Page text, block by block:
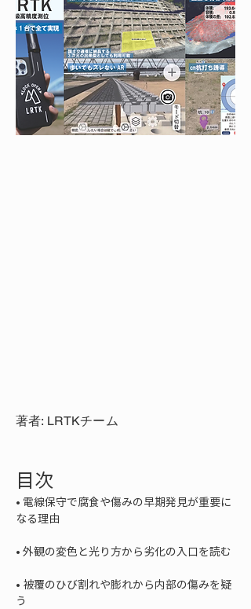
著者: LRTKチーム
目次
• 電線保守で腐食や傷みの早期発見が重要に
•
• 被覆のひび割れや膨れから内部の傷みを疑